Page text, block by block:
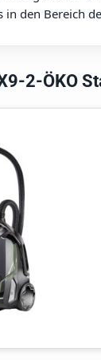
in den Bereich
2-ÖKO